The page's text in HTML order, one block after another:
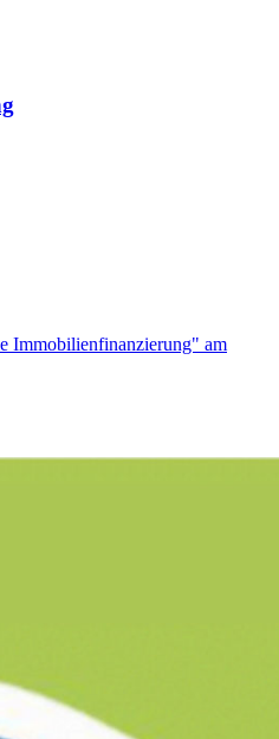
Immobilienfinanzierung" am